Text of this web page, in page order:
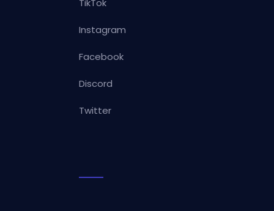
TikTok
Instagram
Facebook
Discord
Twitter